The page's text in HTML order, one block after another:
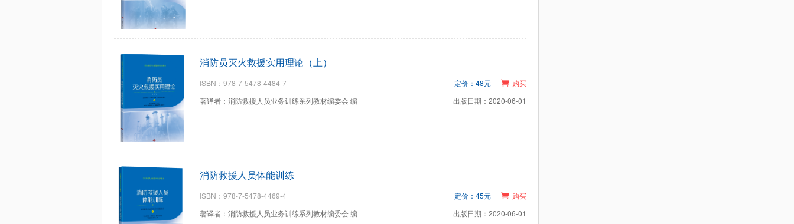
消防员灭火救援实用理论（上）
购买
定价：48元
ISBN：978-7-5478-4484-7
著译者：消防救援人员业务训练系列教材编委会 编
出版日期：2020-06-01
消防救援人员体能训练
购买
定价：45元
ISBN：978-7-5478-4469-4
著译者：消防救援人员业务训练系列教材编委会 编
出版日期：2020-06-01